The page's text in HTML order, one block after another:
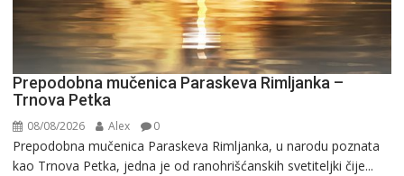
Prepodobna mučenica Paraskeva Rimljanka –
Trnova Petka
08/08/2026 Alex 0
Prepodobna mučenica Paraskeva Rimljanka, u narodu poznata
kao Trnova Petka, jedna je od ranohrišćanskih svetiteljki čije...